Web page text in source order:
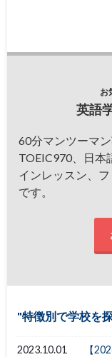
お
英語
60分マンツーマ
TOEIC970、日本
インレッスン、
です。
特徴別で学校を
2023.10.01
【